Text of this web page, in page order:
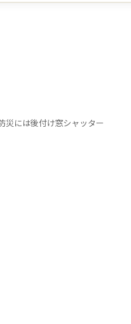
災には後付け窓シャッター